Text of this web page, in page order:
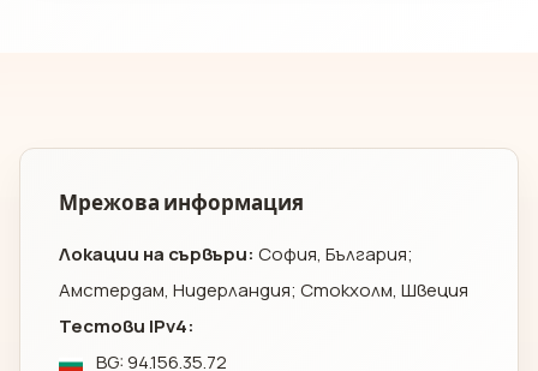
Мрежова информация
Локации на сървъри: София, България;
Амстердам, Нидерландия; Стокхолм, Швеция
Тестови IPv4:
BG: 94.156.35.72